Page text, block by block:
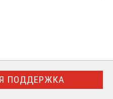
ПОДДЕРЖКА